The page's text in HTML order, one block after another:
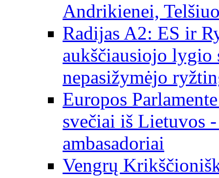
Andrikienei,
Radijas A2: ES ir
aukščiausiojo
nepasižymėjo
Europos
svečiai iš Lietuvos
ambasadoriai
Vengrų